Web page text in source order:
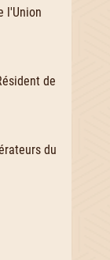
l'Union
de
du